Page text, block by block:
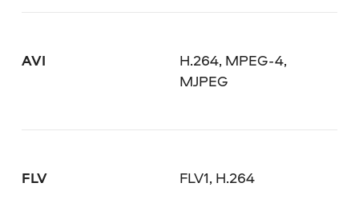
AVI
H.264, MPEG-4,
MJPEG
FLV FLV1, H.264